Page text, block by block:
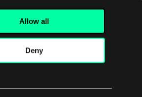
Allow all
Deny